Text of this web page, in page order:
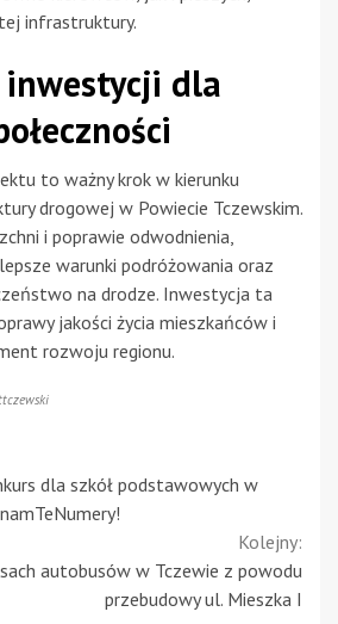
infrastruktury.
inwestycji dla
to ważny krok w kierunku
drogowej w Powiecie Tczewskim.
i poprawie odwodnienia,
warunki podróżowania oraz
na drodze. Inwestycja ta
jakości życia mieszkańców i
rozwoju regionu.
dla szkół podstawowych w
Kolejny:
autobusów w Tczewie z powodu
przebudowy ul. Mieszka I